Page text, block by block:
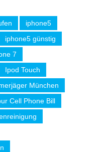
iphone5
iphone5 günstig
7
Ipod Touch
München
Cell Phone Bill